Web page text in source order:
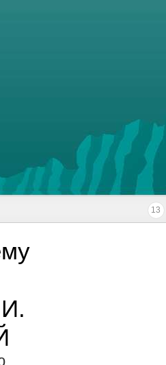
13